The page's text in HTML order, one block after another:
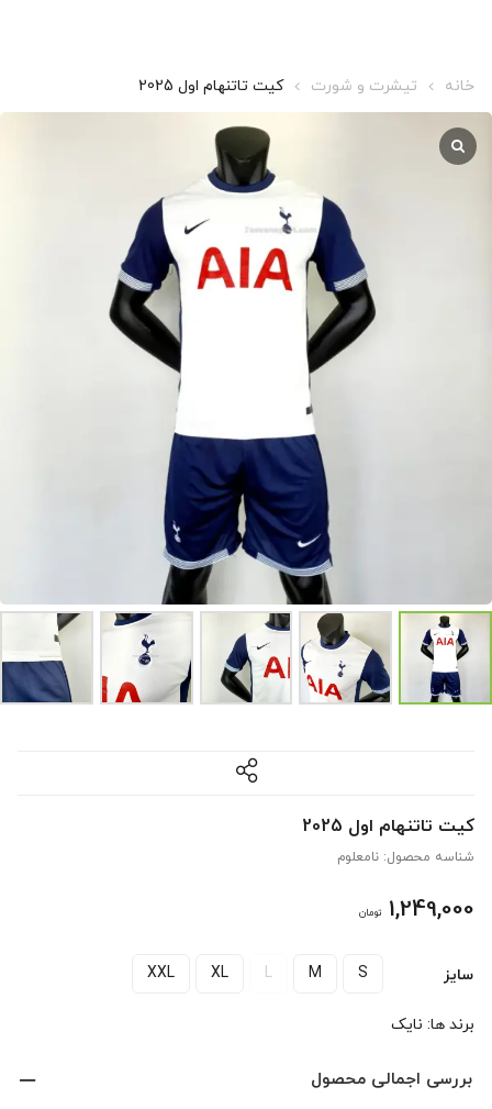
خانه تیشرت و شورت کیت تاتنهام اول 2025
کیت تاتنهام اول 2025
شناسه محصول: نامعلوم
1,249,000 تومان
سایز S
M
L
XL
XXL
برند ها: نایک
بررسی اجمالی محصول